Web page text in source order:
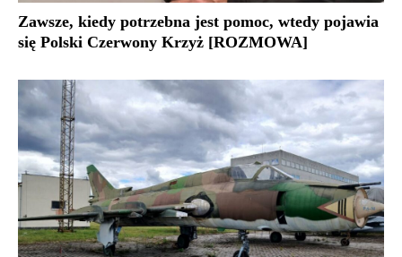
Zawsze, kiedy potrzebna jest pomoc, wtedy pojawia
się Polski Czerwony Krzyż [ROZMOWA]